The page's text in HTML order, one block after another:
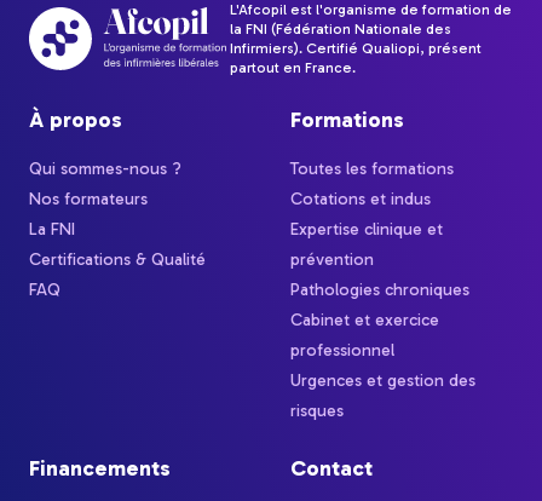
L'Afcopil est l'organisme de formation de
la FNI (Fédération Nationale des
Infirmiers). Certifié Qualiopi, présent
partout en France.
À propos
Qui sommes-nous ?
Nos formateurs
La FNI
Certifications & Qualité
FAQ
Formations
Toutes les formations
Cotations et indus
Expertise clinique et
prévention
Pathologies chroniques
Cabinet et exercice
professionnel
Urgences et gestion des
risques
Financements Contact